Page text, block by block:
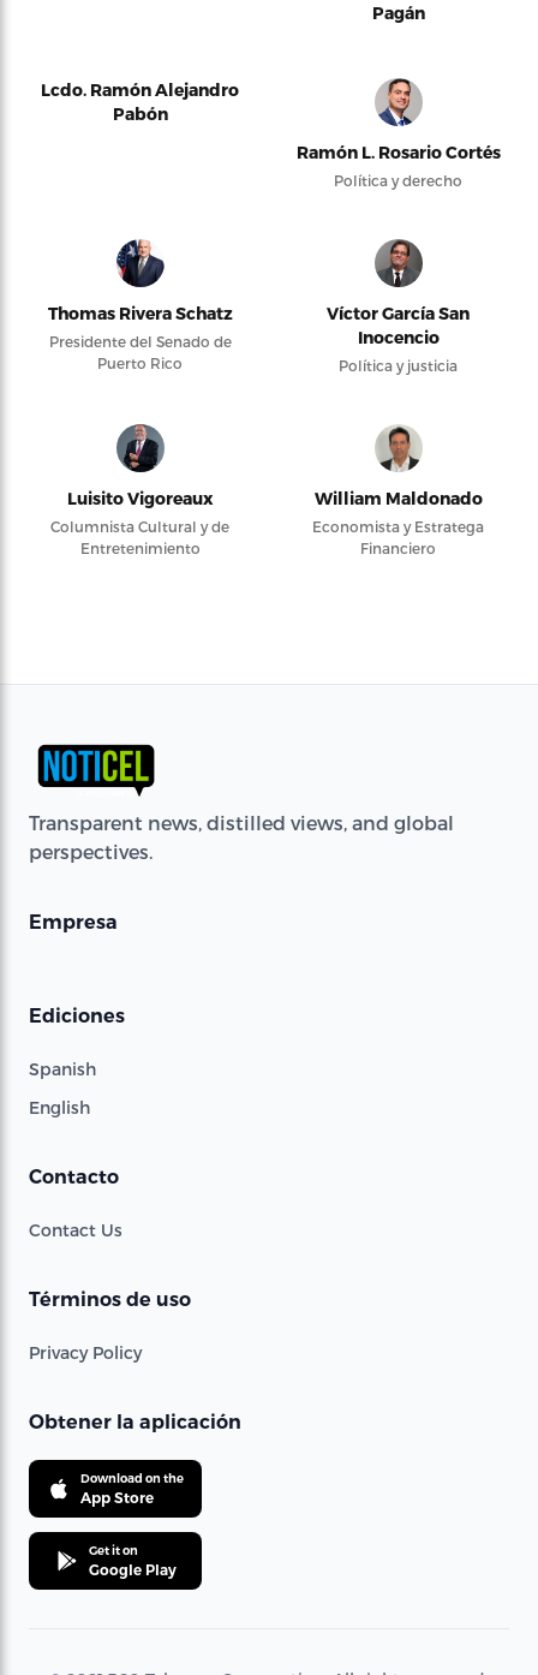
Pagán
Lcdo. Ramón Alejandro
Pabón
Ramón L. Rosario Cortés
Política y derecho
Thomas Rivera Schatz
Presidente del Senado de
Puerto Rico
Víctor García San
Inocencio
Política y justicia
Luisito Vigoreaux
Columnista Cultural y de
Entretenimiento
William Maldonado
Economista y Estratega
Financiero
Transparent news, distilled views, and global
perspectives.
Empresa
Ediciones
Spanish
English
Contacto
Contact Us
Términos de uso
Privacy Policy
Obtener la aplicación
Download on the
App Store
Get it on
Google Play